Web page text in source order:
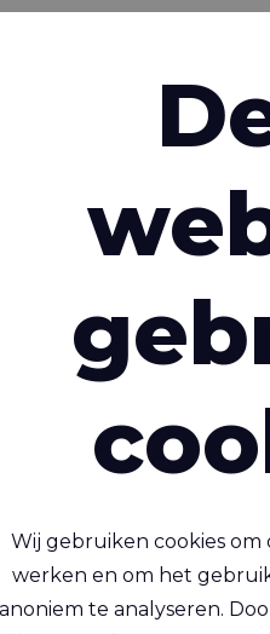
zijn
luchtdichte TPU
folie, Shore A 85
Wij gebruiken cookies
werken en om het
anoniem te analyseren.